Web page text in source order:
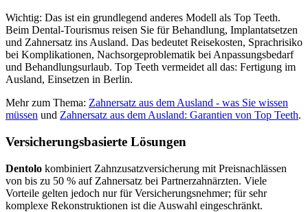
Wichtig: Das ist ein grundlegend anderes Modell als Top Teeth.
Beim Dental-Tourismus reisen Sie für Behandlung, Implantatsetzen
und Zahnersatz ins Ausland. Das bedeutet Reisekosten, Sprachrisiko
bei Komplikationen, Nachsorgeproblematik bei Anpassungsbedarf
und Behandlungsurlaub. Top Teeth vermeidet all das: Fertigung im
Ausland, Einsetzen in Berlin.
Mehr zum Thema: Zahnersatz aus dem Ausland - was Sie wissen
müssen und Zahnersatz aus dem Ausland: Garantien von Top Teeth.
Versicherungsbasierte Lösungen
Dentolo kombiniert Zahnzusatzversicherung mit Preisnachlässen
von bis zu 50 % auf Zahnersatz bei Partnerzahnärzten. Viele
Vorteile gelten jedoch nur für Versicherungsnehmer; für sehr
komplexe Rekonstruktionen ist die Auswahl eingeschränkt.